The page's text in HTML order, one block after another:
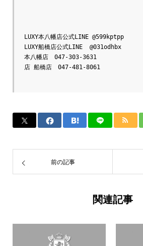
LUXY本八幡店公式LINE @599kptpp
LUXY船橋店公式LINE  @031odhbx
本八幡店　047-303-3631
店 船橋店　047-481-8061
前の記事
関連記事